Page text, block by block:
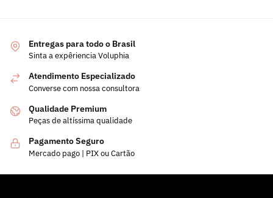
Entregas para todo o Brasil
Sinta a expêriencia Voluphia
Atendimento Especializado
Converse com nossa consultora
Qualidade Premium
Peças de altíssima qualidade
Pagamento Seguro
Mercado pago | PIX ou Cartão